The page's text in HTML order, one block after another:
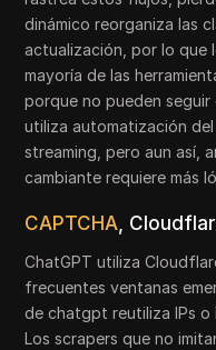
dinámico reorganiza las
actualización, por lo que
mayoría de las
porque no pueden seguir
utiliza automatización
streaming, pero aun así,
cambiante requiere más
CAPTCHA,
ChatGPT utiliza
frecuentes ventanas
de chatgpt reutiliza IPs o
Los scrapers que no